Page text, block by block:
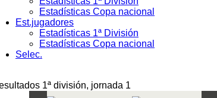
Estadísticas Copa nacional
Est.jugadores
Estadísticas 1ª División
Estadísticas Copa nacional
Selec.
1ª división, jornada 1